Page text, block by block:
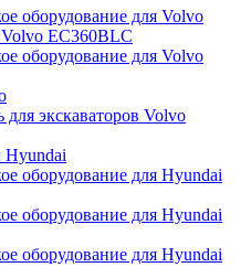
оборудование для Volvo
EC360BLC
оборудование для Volvo
для экскаваторов Volvo
Hyundai
оборудование для Hyundai
оборудование для Hyundai
оборудование для Hyundai